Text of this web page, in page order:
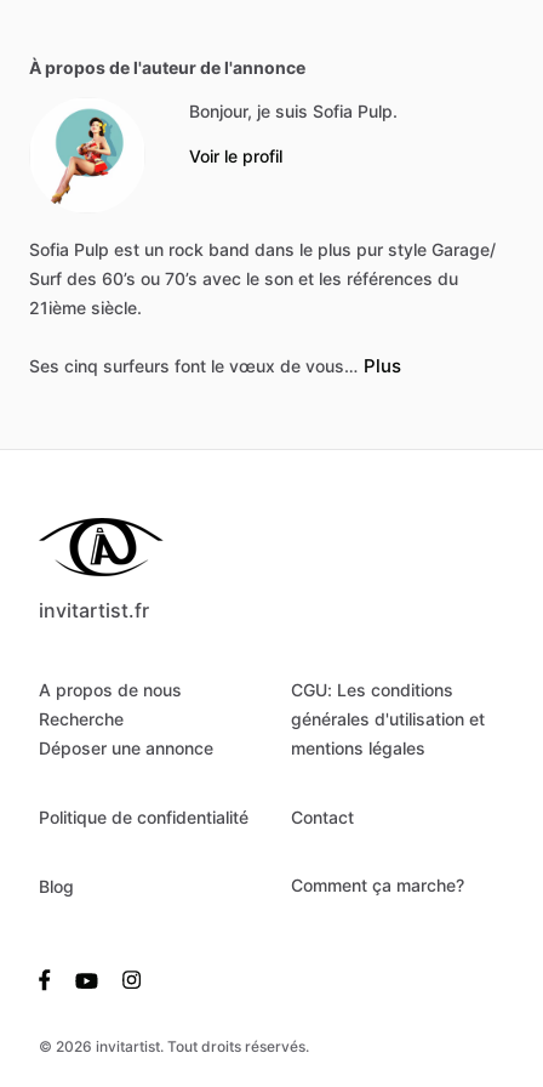
À propos de l'auteur de l'annonce
Bonjour, je suis Sofia Pulp.
Voir le profil
Sofia Pulp est un rock band dans le plus pur style Garage​/​
Surf des 60’s ou 70’s avec le son et les références du
21ième siècle.
Ses cinq surfeurs font le vœux de vous… Plus
invitartist.fr
© 2026 invitartist. Tout droits réservés.
A propos de nous
Recherche
Déposer une annonce
CGU: Les conditions
générales d'utilisation et
mentions légales
Politique de confidentialité Contact
Blog Comment ça marche?